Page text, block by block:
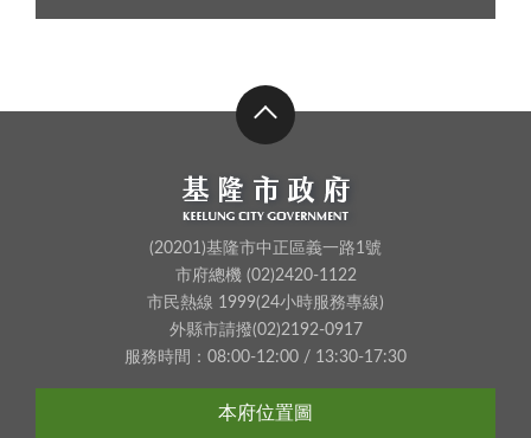
(20201)基隆市中正區義一路1號
市府總機 (02)2420-1122
市民熱線 1999(24小時服務專線)
外縣市請撥(02)2192-0917
服務時間：08:00-12:00 / 13:30-17:30
本府位置圖